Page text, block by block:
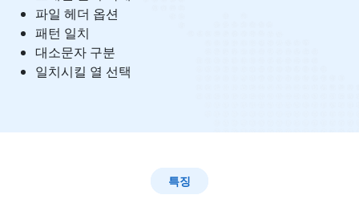
파일 헤더 옵션
패턴 일치
대소문자 구분
일치시킬 열 선택
특징